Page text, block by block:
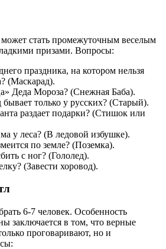
стать промежуточным веселым
призами. Вопросы:
праздника, на котором нельзя
(Маскарад).
Деда Мороза? (Снежная Баба).
только у русских? (Старый).
раздает подарки? (Стишок или
у леса? (В ледовой избушке).
по земле? (Поземка).
с ног? (Гололед).
(Завести хоровод).
6-7 человек. Особенность
заключается в том, что верные
проговаривают, но и